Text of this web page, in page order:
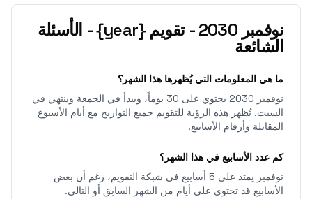
نوفمبر 2030
- تقويم {year} - الأسئلة
الشائعة
ما هي المعلومات التي يُظهرها هذا الشهر؟
نوفمبر 2030 يحتوي على 30 يوماً، ويبدأ في الجمعة وينتهي في
السبت. تُظهر هذه الرؤية للتقويم جميع التواريخ مع أيام الأسبوع
المقابلة وأرقام الأسابيع.
كم عدد الأسابيع في هذا الشهر؟
نوفمبر يمتد على 5 أسابيع في شبكة التقويم، رغم أن بعض
الأسابيع قد تحتوي على أيام من الشهر السابق أو التالي.